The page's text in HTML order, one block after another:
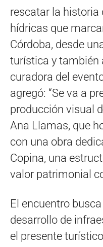
rescatar la historia
hídricas que
Córdoba, desde
turística y también
curadora del
agregó: “Se va a
producción visual
Ana Llamas, que
con una obra
Copina, una
valor patrimonial
El encuentro
desarrollo de
el presente